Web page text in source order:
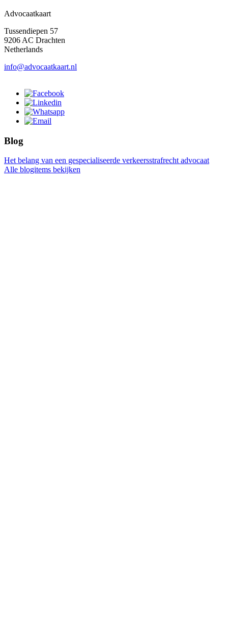
Advocaatkaart
Tussendiepen 57
9206 AC Drachten
Netherlands
info@advocaatkaart.nl
Blog
Het belang van een gespecialiseerde verkeersstrafrecht advocaat
Alle blogitems bekijken